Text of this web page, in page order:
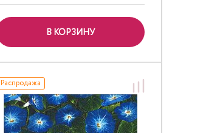
В КОРЗИНУ
Распродажа